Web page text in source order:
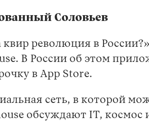
Соловьев
квир революция в
В России об этом
в App Store.
сеть, в которой
обсуждают IT,